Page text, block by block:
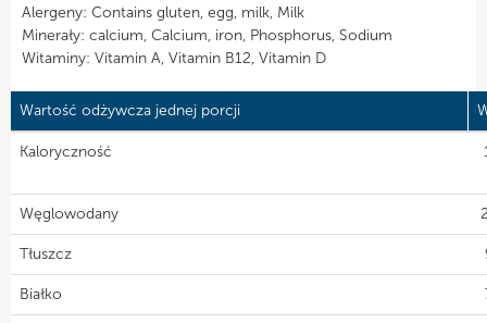
Alergeny: Contains gluten, egg, milk, Milk
Minerały: calcium, Calcium, iron, Phosphorus, Sodium
Witaminy: Vitamin A, Vitamin B12, Vitamin D
Wartość odżywcza jednej porcji
Kaloryczność
Węglowodany
Tłuszcz
Białko